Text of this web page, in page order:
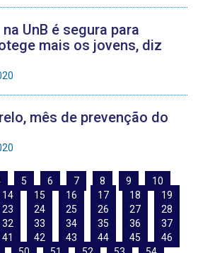
UnB é segura para
mais os jovens, diz
mês de prevenção do
5 6 7 8 9
10
14 15 16 17 18
19
23 24 25 26 27
28
32 33 34 35 36
37
41 42 43 44 45
46